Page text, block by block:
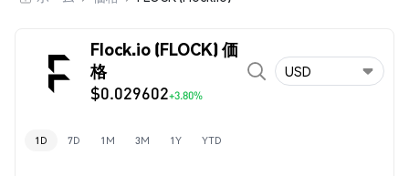
Flock.io (FLOCK) 価
格
$0.029602+3.80%
USD
1D 7D 1M 3M 1Y YTD